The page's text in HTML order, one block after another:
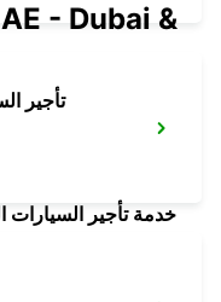
- Dubai &
تأجير
خدمة تأجير السيارات